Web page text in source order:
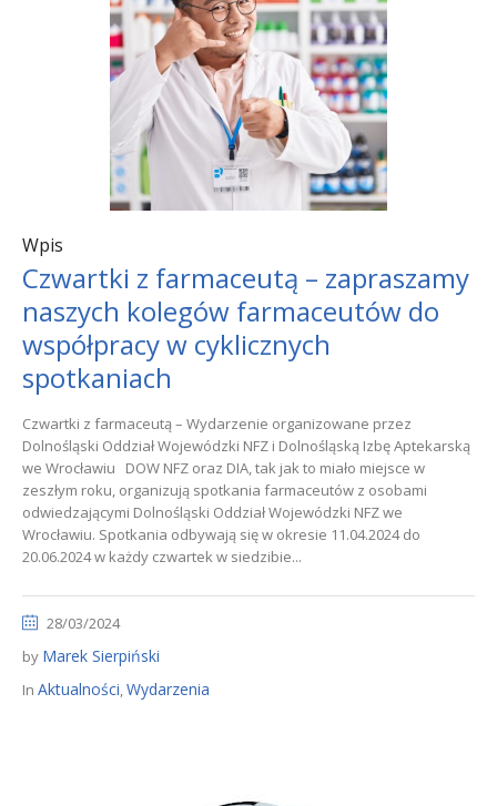
Wpis
Czwartki z farmaceutą – zapraszamy
naszych kolegów farmaceutów do
współpracy w cyklicznych
spotkaniach
Czwartki z farmaceutą – Wydarzenie organizowane przez
Dolnośląski Oddział Wojewódzki NFZ i Dolnośląską Izbę Aptekarską
we Wrocławiu DOW NFZ oraz DIA, tak jak to miało miejsce w
zeszłym roku, organizują spotkania farmaceutów z osobami
odwiedzającymi Dolnośląski Oddział Wojewódzki NFZ we
Wrocławiu. Spotkania odbywają się w okresie 11.04.2024 do
20.06.2024 w każdy czwartek w siedzibie...
28/03/2024
by Marek Sierpiński
In Aktualności,Wydarzenia